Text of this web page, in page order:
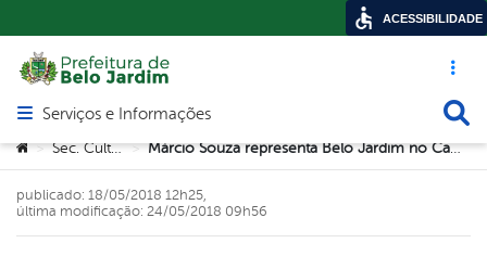
Acesso
Abrir menu principal de navegação
Serviços e Informações
Você está aqui:
> Sec. Cultura > Márcio Souza representa Belo Jardim no Campeonato Brasileiro de Jiu-Jitsu
publicado: 18/05/2018 12h25,
última modificação: 24/05/2018 09h56
ACESSIBILIDADE